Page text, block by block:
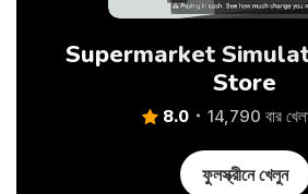
Supermarket
Store
8.0 14,790 বার
ফুলস্ক্রীনে খেলুন